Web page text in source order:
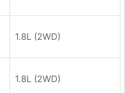
1.8L (2WD)
1.8L (2WD)